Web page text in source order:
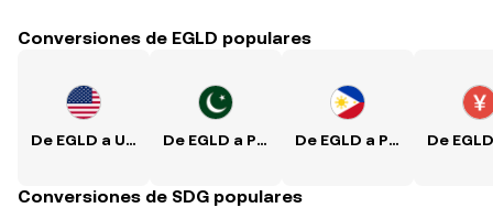
Conversiones de EGLD populares
De EGLD a USD De EGLD a PKR De EGLD a PHP
Conversiones de SDG populares